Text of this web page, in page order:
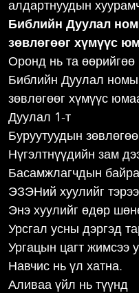
алдартнуудын
Библийн Дуулал
зөвлөгөөг хүмүүс
Оронд нь та
Библийн Дуулал
зөвлөгөөг хүмүүс
Дуулал 1-т
Буруутуудын
Нүгэлтнүүдийн зам
Басамжлагчдын
ЭЗЭНий хуулийг
Энэ хуулийг өдөр
Урсгал усны дэргэд
Ургацын цагт жимсээ
Навчис нь үл хатна.
Аливаа үйл нь түүнд